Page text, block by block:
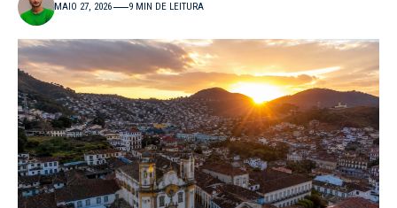
MAIO 27, 2026 9 MIN DE LEITURA